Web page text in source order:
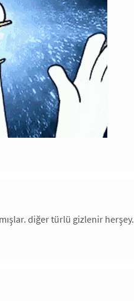
diğer türlü gizlenir herşey.